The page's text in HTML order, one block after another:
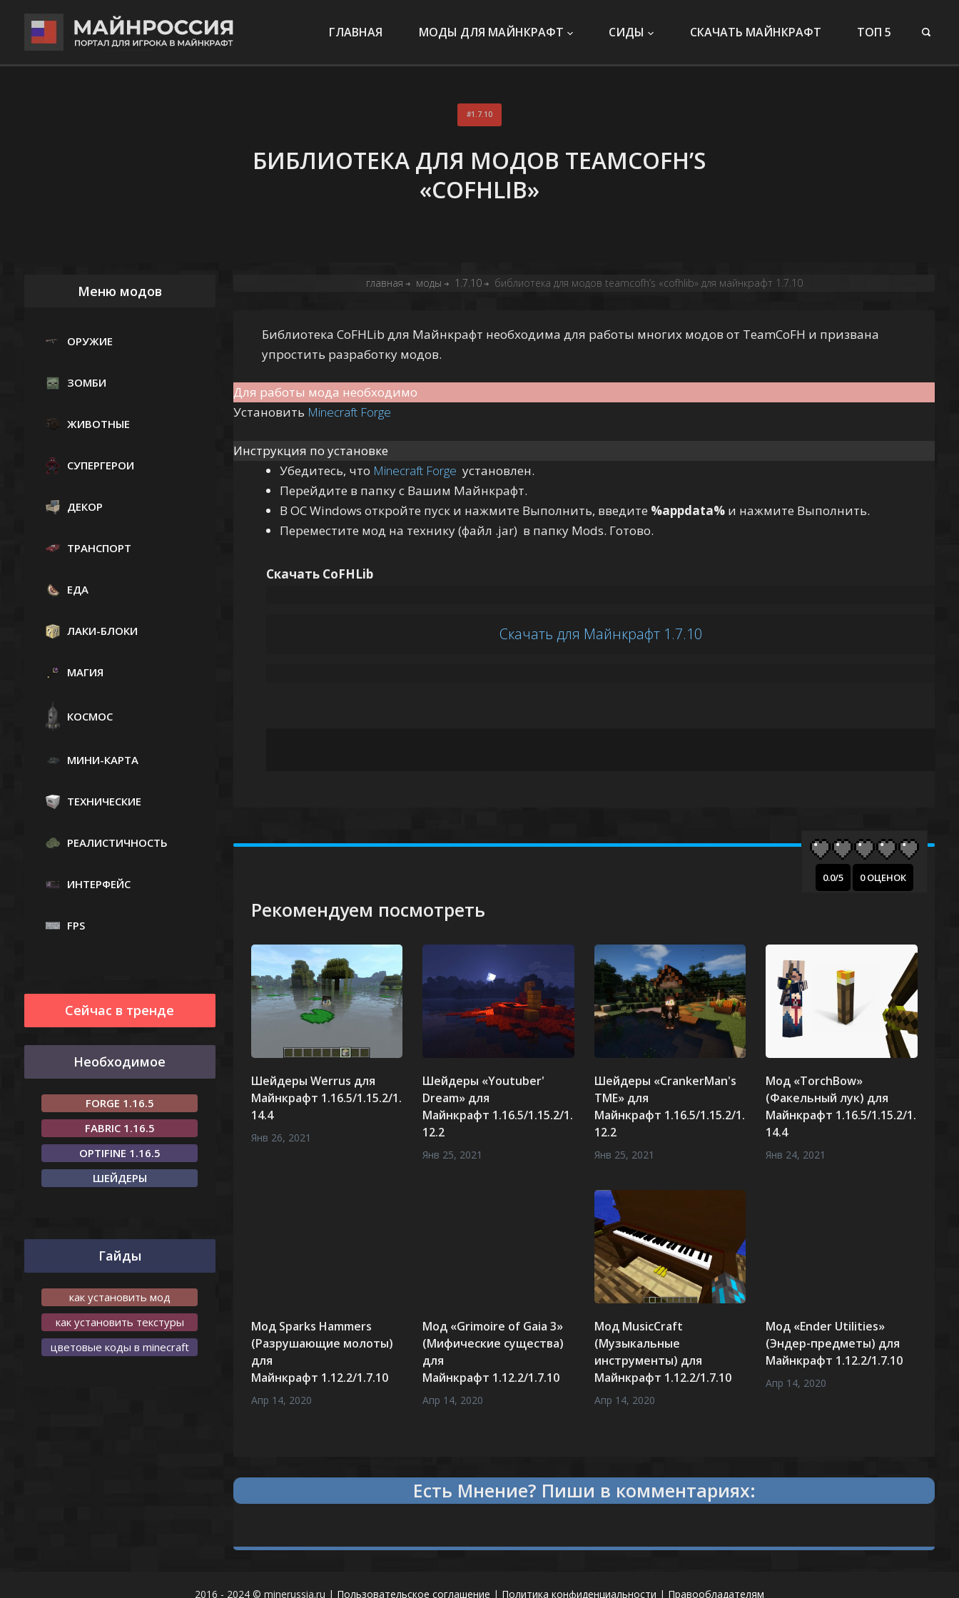
ГЛАВНАЯ МОДЫ ДЛЯ МАЙНКРАФТ СИДЫ СКАЧАТЬ МАЙНКРАФТ ТОП 5
1.7.10
БИБЛИОТЕКА ДЛЯ МОДОВ TEAMCOFH’S
«COFHLIB»
главная ➔ моды ➔ 1.7.10 ➔ библиотека для модов teamcofh’s «cofhlib» для майнкрафт 1.7.10
Библиотека CoFHLib для Майнкрафт необходима для работы многих модов от TeamCoFH и призвана
упростить разработку модов.
Для работы мода необходимо
Установить Minecraft Forge
Инструкция по установке
Убедитесь, что Minecraft Forge установлен.
Перейдите в папку с Вашим Майнкрафт.
В ОС Windows откройте пуск и нажмите Выполнить, введите %appdata% и нажмите Выполнить.
Переместите мод на технику (файл .jar) в папку Mods. Готово.
Скачать CoFHLib
Скачать для Майнкрафт 1.7.10
0.0/5 0 ОЦЕНОК
Рекомендуем посмотреть
Шейдеры Werrus для
Майнкрафт 1.16.5/1.15.2/1.
14.4
Янв 26, 2021
Шейдеры «Youtuber'
Dream» для
Майнкрафт 1.16.5/1.15.2/1.
12.2
Янв 25, 2021
Шейдеры «CrankerMan's
TME» для
Майнкрафт 1.16.5/1.15.2/1.
12.2
Янв 25, 2021
Мод «TorchBow»
(Факельный лук) для
Майнкрафт 1.16.5/1.15.2/1.
14.4
Янв 24, 2021
Мод Sparks Hammers
(Разрушающие молоты)
для
Майнкрафт 1.12.2/1.7.10
Апр 14, 2020
Мод «Grimoire of Gaia 3»
(Мифические существа)
для
Майнкрафт 1.12.2/1.7.10
Апр 14, 2020
Мод MusicCraft
(Музыкальные
инструменты) для
Майнкрафт 1.12.2/1.7.10
Апр 14, 2020
Мод «Ender Utilities»
(Эндер-предметы) для
Майнкрафт 1.12.2/1.7.10
Апр 14, 2020
Есть Мнение? Пиши в комментариях:
Меню модов
ОРУЖИЕ
ЗОМБИ
ЖИВОТНЫЕ
СУПЕРГЕРОИ
ДЕКОР
ТРАНСПОРТ
ЕДА
ЛАКИ-БЛОКИ
МАГИЯ
КОСМОС
МИНИ-КАРТА
ТЕХНИЧЕСКИЕ
РЕАЛИСТИЧНОСТЬ
ИНТЕРФЕЙС
FPS
Сейчас в тренде
Необходимое
FORGE 1.16.5
FABRIC 1.16.5
OPTIFINE 1.16.5
ШЕЙДЕРЫ
Гайды
как установить мод
как установить текстуры
цветовые коды в minecraft
2016 - 2024 © minerussia.ru | Пользовательское соглашение | Политика конфиденциальности | Правообладателям